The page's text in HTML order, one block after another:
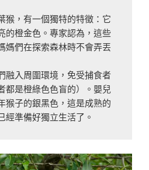
猴，有一個獨特的特徵：它
的橙金色。專家認為，這些
媽們在探索森林時不會弄丟
融入周圍環境，免受捕食者
都是橙綠色色盲的）。嬰兒
猴子的銀黑色，這是成熟的